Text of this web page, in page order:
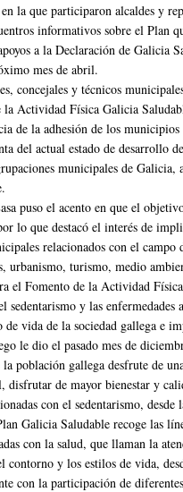
la que participaron alcaldes y
informativos sobre el Plan
a la Declaración de Galicia
mes de abril.
concejales y técnicos
la Actividad Física Galicia
de la adhesión de los
del actual estado de desarrollo
municipales de
puso el acento en que el
lo que destacó el interés de
relacionados con el
urbanismo, turismo, medio
el Fomento de la Actividad
sedentarismo y las
de vida de la sociedad gallega e
le dio el pasado mes de
la población gallega desfrute de
disfrutar de mayor bienestar y
con el sedentarismo,
Galicia Saludable recoge las
con la salud, que llaman la
contorno y los estilos de vida,
con la participación de